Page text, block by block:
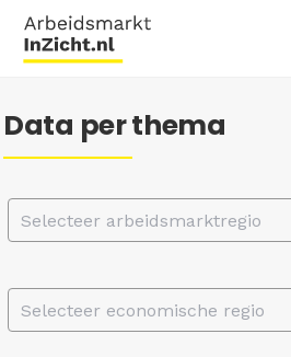
Data per thema
Selecteer arbeidsmarktregio
Selecteer economische regio